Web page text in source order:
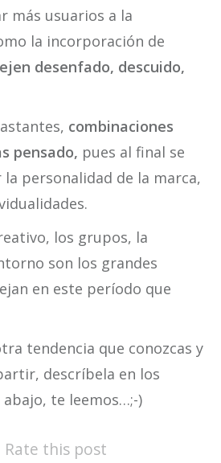
más usuarios a la
la incorporación de
desenfado, descuido,
combinaciones
pensado, pues al final se
personalidad de la marca,
los grupos, la
son los grandes
en este período que
tendencia que conozcas y
descríbela en los
te leemos…;-)
Rate this post